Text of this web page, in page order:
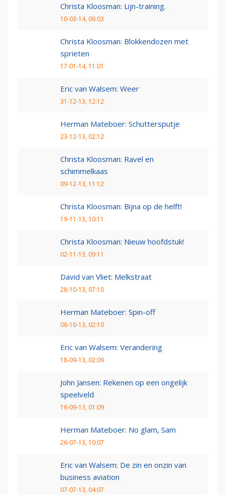
Christa Kloosman: Lijn-training.
10-03-14, 06:03
Christa Kloosman: Blokkendozen met
sprieten
17-01-14, 11:01
Eric van Walsem: Weer
31-12-13, 12:12
Herman Mateboer: Schuttersputje
23-12-13, 02:12
Christa Kloosman: Ravel en
schimmelkaas
09-12-13, 11:12
Christa Kloosman: Bijna op de helft!
19-11-13, 10:11
Christa Kloosman: Nieuw hoofdstuk!
02-11-13, 09:11
David van Vliet: Melkstraat
28-10-13, 07:10
Herman Mateboer: Spin-off
08-10-13, 02:10
Eric van Walsem: Verandering
18-09-13, 02:09
John Jansen: Rekenen op een ongelijk
speelveld
16-09-13, 01:09
Herman Mateboer: No glam, Sam
26-07-13, 10:07
Eric van Walsem: De zin en onzin van
business aviation
07-07-13, 04:07